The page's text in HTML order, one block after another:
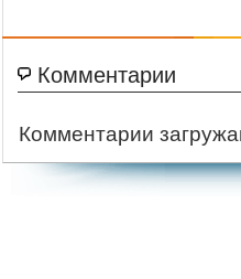
Комментарии
Комментарии